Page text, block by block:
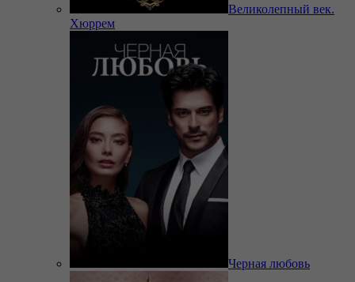
Великолепный век.
Хюррем
Черная любовь